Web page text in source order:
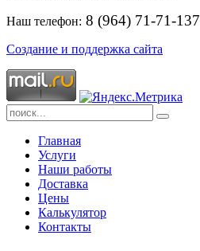
Наш телефон: 8 (964) 71-71-137
Создание и поддержка сайта
Главная
Услуги
Наши работы
Доставка
Цены
Калькулятор
Контакты